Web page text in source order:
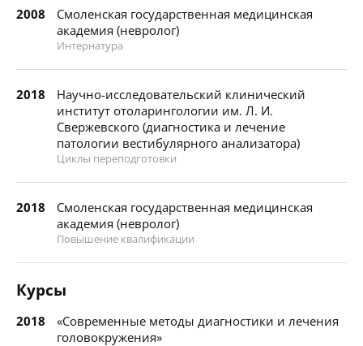
2008
Смоленская государственная медицинская
академия (невролог)
Интернатура
2018
Научно-исследовательский клинический
институт отоларингологии им. Л. И.
Свержевского (диагностика и лечение
патологии вестибулярного анализатора)
Циклы переподготовки
2018
Смоленская государственная медицинская
академия (невролог)
Повышение квалификации
Курсы
2018
«Современные методы диагностики и лечения
головокружения»